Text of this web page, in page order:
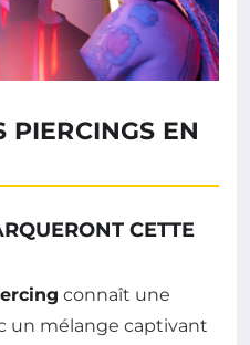
PIERCINGS EN
CETTE
connaît une
un mélange captivant